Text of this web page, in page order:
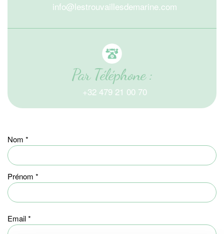
info@lestrouvaillesdemarine.com
Par Téléphone :
+32 479 21 00 70
Nom
Prénom
Email